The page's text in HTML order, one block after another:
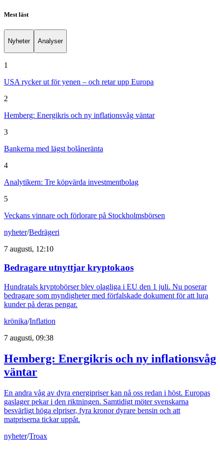
Mest läst
Nyheter Analyser
1
USA rycker ut för yenen – och retar upp Europa
2
Hemberg: Energikris och ny inflationsvåg väntar
3
Bankerna med lägst bolåneränta
4
Analytikern: Tre köpvärda investmentbolag
5
Veckans vinnare och förlorare på Stockholmsbörsen
nyheter/Bedrägeri
7 augusti, 12:10
Bedragare utnyttjar kryptokaos
Hundratals kryptobörser blev olagliga i EU den 1 juli. Nu poserar
bedragare som myndigheter med förfalskade dokument för att lura
kunder på deras pengar.
krönika/Inflation
7 augusti, 09:38
Hemberg: Energikris och ny inflationsvåg
väntar
En andra våg av dyra energipriser kan nå oss redan i höst. Europas
gaslager pekar i den riktningen. Samtidigt möter svenskarna
besvärligt höga elpriser, fyra kronor dyrare bensin och att
matpriserna tickar uppåt.
nyheter/Troax